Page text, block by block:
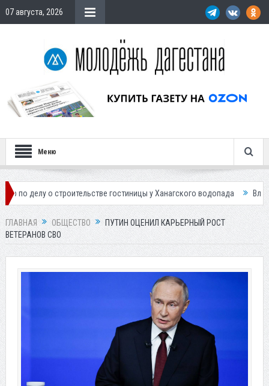
07 августа, 2026
Меню
строительстве гостиницы у Ханагского водопада Власти
ГЛАВНАЯ ОБЩЕСТВО
ПУТИН ОЦЕНИЛ КАРЬЕРНЫЙ РОСТ
ВЕТЕРАНОВ СВО